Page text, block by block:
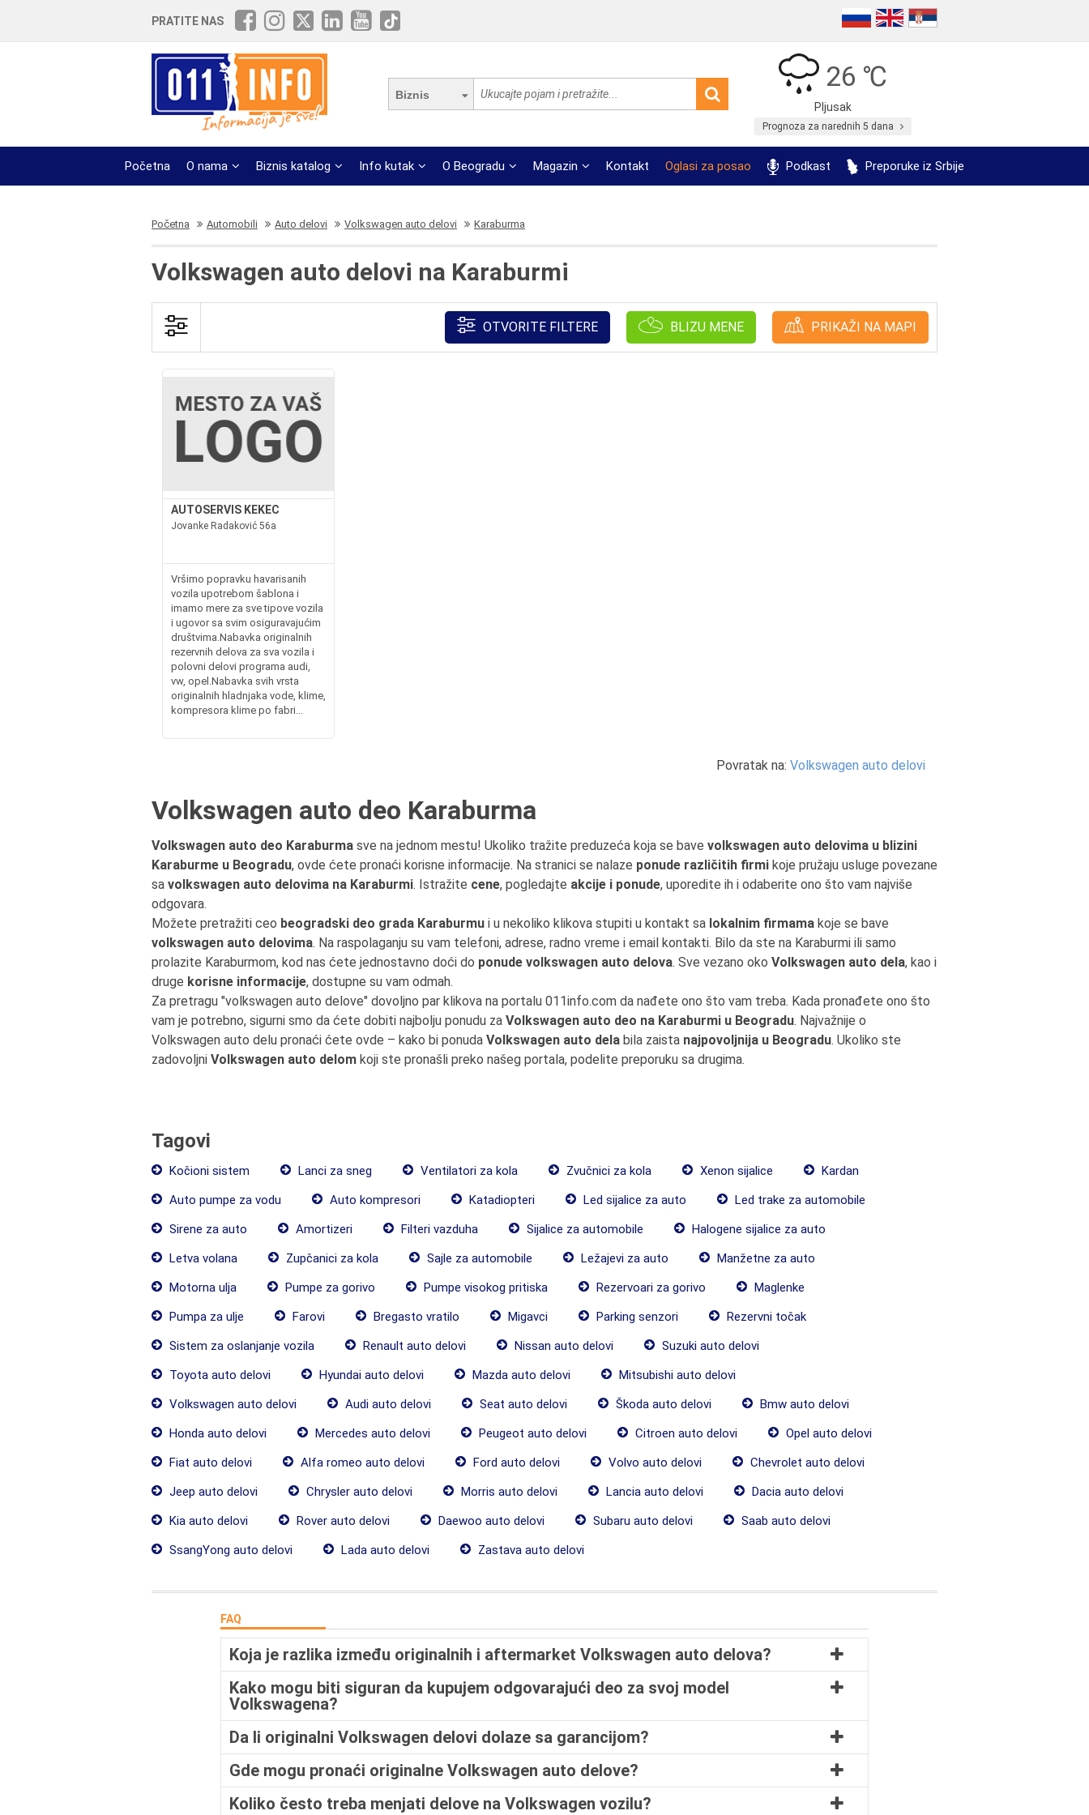
PRATITE NAS
Biznis
26 ℃
Pljusak
Prognoza za narednih 5 dana
Početna O nama Biznis katalog Info kutak O Beogradu Magazin Kontakt Oglasi za posao Podkast Preporuke iz Srbije
Početna Automobili Auto delovi Volkswagen auto delovi Karaburma
Volkswagen auto delovi na Karaburmi
OTVORITE FILTERE BLIZU MENE PRIKAŽI NA MAPI
AUTOSERVIS KEKEC
Jovanke Radaković 56a
Vršimo popravku havarisanih
vozila upotrebom šablona i
imamo mere za sve tipove vozila
i ugovor sa svim osiguravajućim
društvima.Nabavka originalnih
rezervnih delova za sva vozila i
polovni delovi programa audi,
vw, opel.Nabavka svih vrsta
originalnih hladnjaka vode, klime,
kompresora klime po fabri...
Povratak na: Volkswagen auto delovi
Volkswagen auto deo Karaburma
Volkswagen auto deo Karaburma sve na jednom mestu! Ukoliko tražite preduzeća koja se bave volkswagen auto delovima u blizini
Karaburme u Beogradu, ovde ćete pronaći korisne informacije. Na stranici se nalaze ponude različitih firmi koje pružaju usluge povezane
sa volkswagen auto delovima na Karaburmi. Istražite cene, pogledajte akcije i ponude, uporedite ih i odaberite ono što vam najviše
odgovara.
Možete pretražiti ceo beogradski deo grada Karaburmu i u nekoliko klikova stupiti u kontakt sa lokalnim firmama koje se bave
volkswagen auto delovima. Na raspolaganju su vam telefoni, adrese, radno vreme i email kontakti. Bilo da ste na Karaburmi ili samo
prolazite Karaburmom, kod nas ćete jednostavno doći do ponude volkswagen auto delova. Sve vezano oko Volkswagen auto dela, kao i
druge korisne informacije, dostupne su vam odmah.
Za pretragu "volkswagen auto delove" dovoljno par klikova na portalu 011info.com da nađete ono što vam treba. Kada pronađete ono što
vam je potrebno, sigurni smo da ćete dobiti najbolju ponudu za Volkswagen auto deo na Karaburmi u Beogradu. Najvažnije o
Volkswagen auto delu pronaći ćete ovde – kako bi ponuda Volkswagen auto dela bila zaista najpovoljnija u Beogradu. Ukoliko ste
zadovoljni Volkswagen auto delom koji ste pronašli preko našeg portala, podelite preporuku sa drugima.
Tagovi
Kočioni sistem Lanci za sneg Ventilatori za kola Zvučnici za kola Xenon sijalice
Kardan
Auto pumpe za vodu
Auto kompresori Katadiopteri Led sijalice za auto
Led trake za automobile
Sirene za auto
Amortizeri Filteri vazduha Sijalice za automobile
Halogene sijalice za auto
Letva volana
Zupčanici za kola Sajle za automobile Ležajevi za auto
Manžetne za auto
Motorna ulja
Pumpe za gorivo Pumpe visokog pritiska Rezervoari za gorivo
Maglenke
Pumpa za ulje
Farovi Bregasto vratilo Migavci Parking senzori
Rezervni točak
Sistem za oslanjanje vozila
Renault auto delovi Nissan auto delovi
Suzuki auto delovi
Toyota auto delovi
Hyundai auto delovi Mazda auto delovi
Mitsubishi auto delovi
Volkswagen auto delovi
Audi auto delovi Seat auto delovi Škoda auto delovi
Bmw auto delovi
Honda auto delovi
Mercedes auto delovi Peugeot auto delovi Citroen auto delovi
Opel auto delovi
Fiat auto delovi
Alfa romeo auto delovi Ford auto delovi Volvo auto delovi
Chevrolet auto delovi
Jeep auto delovi
Chrysler auto delovi Morris auto delovi Lancia auto delovi
Dacia auto delovi
Kia auto delovi
Rover auto delovi Daewoo auto delovi Subaru auto delovi
Saab auto delovi
SsangYong auto delovi
Lada auto delovi Zastava auto delovi
FAQ
Koja je razlika između originalnih i aftermarket Volkswagen auto delova?
Kako mogu biti siguran da kupujem odgovarajući deo za svoj model
Volkswagena?
Da li originalni Volkswagen delovi dolaze sa garancijom?
Gde mogu pronaći originalne Volkswagen auto delove?
Koliko često treba menjati delove na Volkswagen vozilu?